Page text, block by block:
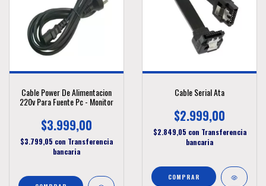
Cable Power De Alimentacion
220v Para Fuente Pc - Monitor
$3.999,00
$3.799,05 con Transferencia
bancaria
Cable Serial Ata
$2.999,00
$2.849,05 con Transferencia
bancaria